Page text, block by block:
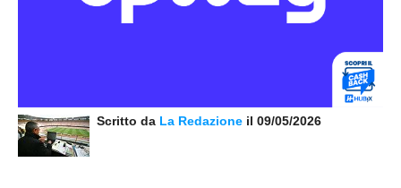
Scritto da La Redazione il 09/05/2026